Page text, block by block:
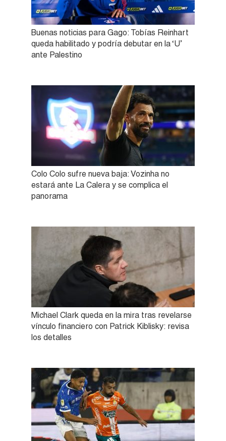
Buenas noticias para Gago: Tobías Reinhart
queda habilitado y podría debutar en la ‘U’
ante Palestino
Colo Colo sufre nueva baja: Vozinha no
estará ante La Calera y se complica el
panorama
Michael Clark queda en la mira tras revelarse
vínculo financiero con Patrick Kiblisky: revisa
los detalles